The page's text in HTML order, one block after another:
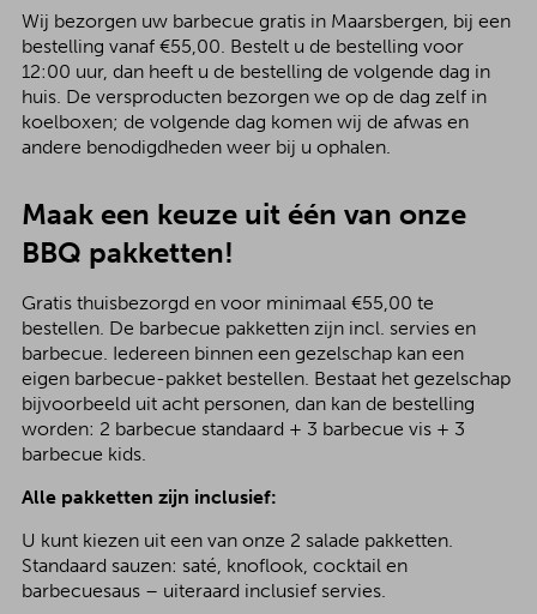
Wij bezorgen uw barbecue gratis in Maarsbergen, bij een
bestelling vanaf €55,00. Bestelt u de bestelling voor
12:00 uur, dan heeft u de bestelling de volgende dag in
huis. De versproducten bezorgen we op de dag zelf in
koelboxen; de volgende dag komen wij de afwas en
andere benodigdheden weer bij u ophalen.
Maak een keuze uit één van onze
BBQ pakketten!
Gratis thuisbezorgd en voor minimaal €55,00 te
bestellen. De barbecue pakketten zijn incl. servies en
barbecue. Iedereen binnen een gezelschap kan een
eigen barbecue-pakket bestellen. Bestaat het gezelschap
bijvoorbeeld uit acht personen, dan kan de bestelling
worden: 2 barbecue standaard + 3 barbecue vis + 3
barbecue kids.
Alle pakketten zijn inclusief:
U kunt kiezen uit een van onze 2 salade pakketten.
Standaard sauzen: saté, knoflook, cocktail en
barbecuesaus – uiteraard inclusief servies.